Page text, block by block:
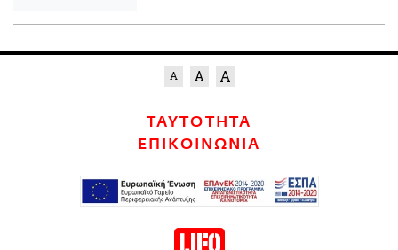
ΤΑΥΤΟΤΗΤΑ
ΕΠΙΚΟΙΝΩΝΙΑ